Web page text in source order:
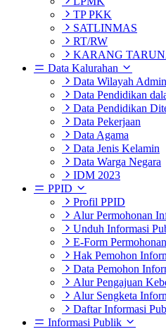
TP PKK
SATLINMAS
RT/RW
KARANG
Data Kalurahan
Data Wilayah
Data Pendidikan
Data Pendidikan
Data Pekerjaan
Data Agama
Data Jenis Kelamin
Data Warga Negara
IDM 2023
PPID
Profil PPID
Alur Permohonan
Unduh Informasi
E-Form
Hak Pemohon
Data Pemohon
Alur Pengajuan
Alur Sengketa
Daftar Informasi
Informasi Publik